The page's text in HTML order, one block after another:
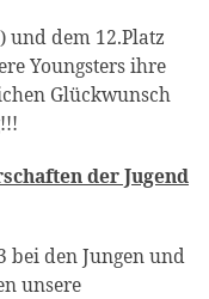
und dem 12.Platz
Youngsters ihre
Glückwunsch
der Jugend
bei den Jungen und
unsere